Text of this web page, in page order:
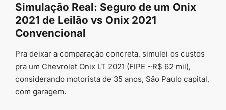
Simulação Real: Seguro de um Onix
2021 de Leilão vs Onix 2021
Convencional
Pra deixar a comparação concreta, simulei os custos
pra um Chevrolet Onix LT 2021 (FIPE ~R$ 62 mil),
considerando motorista de 35 anos, São Paulo capital,
com garagem.